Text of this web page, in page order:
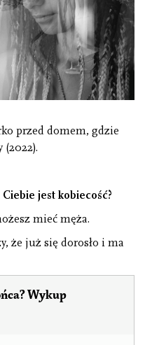
przed domem, gdzie
jest kobiecość?
mieć męża.
że już się dorosło i ma
Wykup